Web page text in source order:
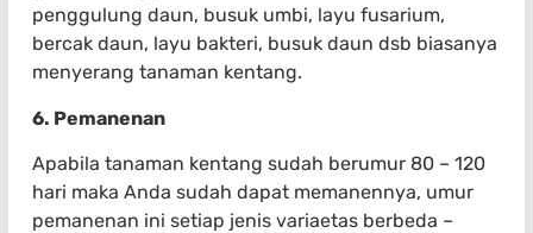
penggulung daun, busuk umbi, layu fusarium,
bercak daun, layu bakteri, busuk daun dsb biasanya
menyerang tanaman kentang.
6. Pemanenan
Apabila tanaman kentang sudah berumur 80 – 120
hari maka Anda sudah dapat memanennya, umur
pemanenan ini setiap jenis variaetas berbeda –